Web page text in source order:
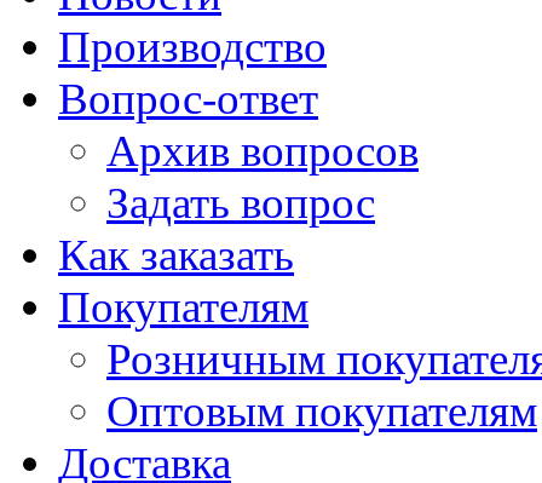
Производство
Вопрос-ответ
Архив вопросов
Задать вопрос
Как заказать
Покупателям
Розничным
Оптовым покупателям
Доставка